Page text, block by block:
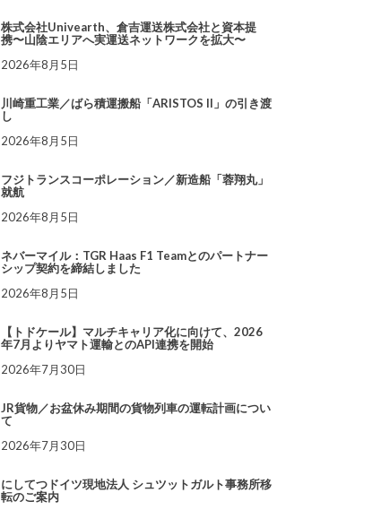
株式会社Univearth、倉吉運送株式会社と資本提
携〜山陰エリアへ実運送ネットワークを拡大〜
2026年8月5日
川崎重工業／ばら積運搬船「ARISTOS II」の引き渡
し
2026年8月5日
フジトランスコーポレーション／新造船「蓉翔丸」
就航
2026年8月5日
ネバーマイル：TGR Haas F1 Teamとのパートナー
シップ契約を締結しました
2026年8月5日
【トドケール】マルチキャリア化に向けて、2026
年7月よりヤマト運輸とのAPI連携を開始
2026年7月30日
JR貨物／お盆休み期間の貨物列車の運転計画につい
て
2026年7月30日
にしてつドイツ現地法人 シュツットガルト事務所移
転のご案内